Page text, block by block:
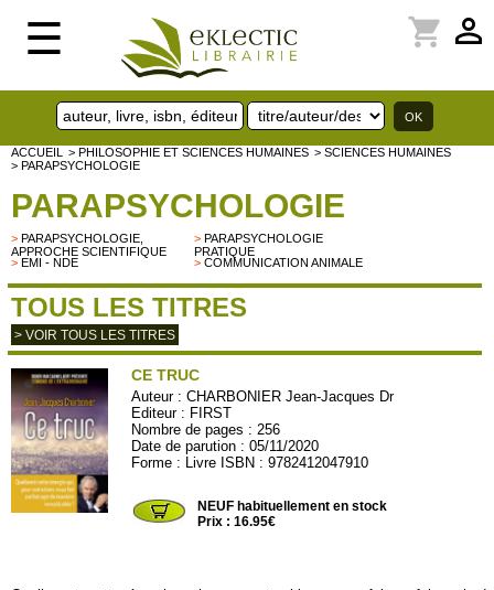
☰ perm_identity
shopping_cart
ACCUEIL > PHILOSOPHIE ET SCIENCES HUMAINES > SCIENCES HUMAINES
> PARAPSYCHOLOGIE
PARAPSYCHOLOGIE
> PARAPSYCHOLOGIE,
APPROCHE SCIENTIFIQUE
>PARAPSYCHOLOGIE
PRATIQUE
> EMI - NDE >COMMUNICATION ANIMALE
TOUS LES TITRES
> VOIR TOUS LES TITRES
CE TRUC
Auteur :CHARBONIER Jean-Jacques Dr
Editeur : FIRST
Nombre de pages : 256
Date de parution : 05/11/2020
Forme : Livre ISBN : 9782412047910
NEUF habituellement en stock
Prix : 16.95€